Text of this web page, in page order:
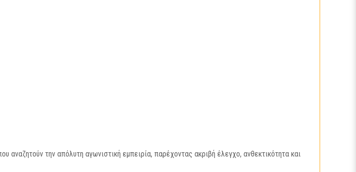
αναζητούν την απόλυτη αγωνιστική εμπειρία, παρέχοντας ακριβή έλεγχο, ανθεκτικότητα και